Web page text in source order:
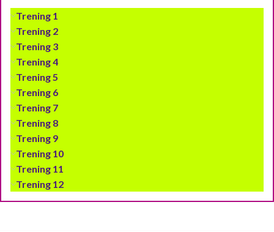
Trening 1
Trening 2
Trening 3
Trening 4
Trening 5
Trening 6
Trening 7
Trening 8
Trening 9
Trening 10
Trening 11
Trening 12